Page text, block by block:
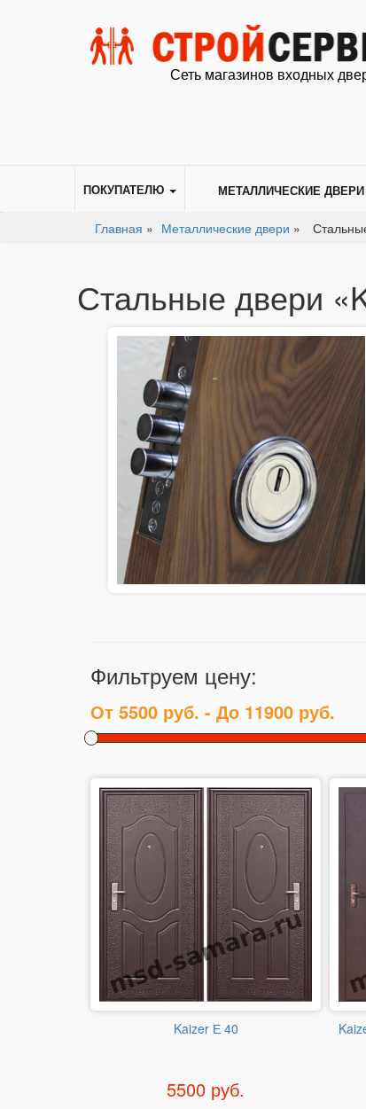
Сеть магазинов входных
ПОКУПАТЕЛЮ МЕТАЛЛИЧЕСКИЕ ДВЕРИ
Главная » Металлические двери »
Стальные двери
Фильтруем цену:
Kaizer Е 40
5500 руб.